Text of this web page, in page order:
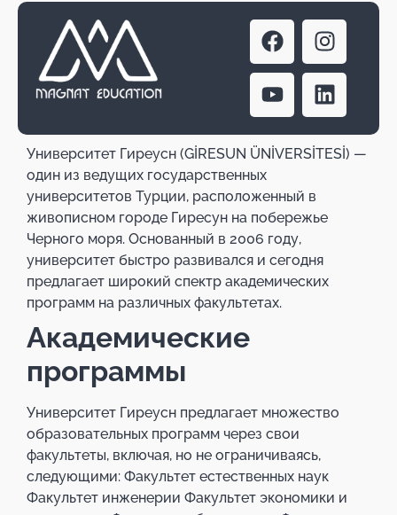
Университет Гиреусн (GİRESUN ÜNİVERSİTESİ) —
один из ведущих государственных
университетов Турции, расположенный в
живописном городе Гиресун на побережье
Черного моря. Основанный в 2006 году,
университет быстро развивался и сегодня
предлагает широкий спектр академических
программ на различных факультетах.
Академические
программы
Университет Гиреусн предлагает множество
образовательных программ через свои
факультеты, включая, но не ограничиваясь,
следующими: Факультет естественных наук
Факультет инженерии Факультет экономики и